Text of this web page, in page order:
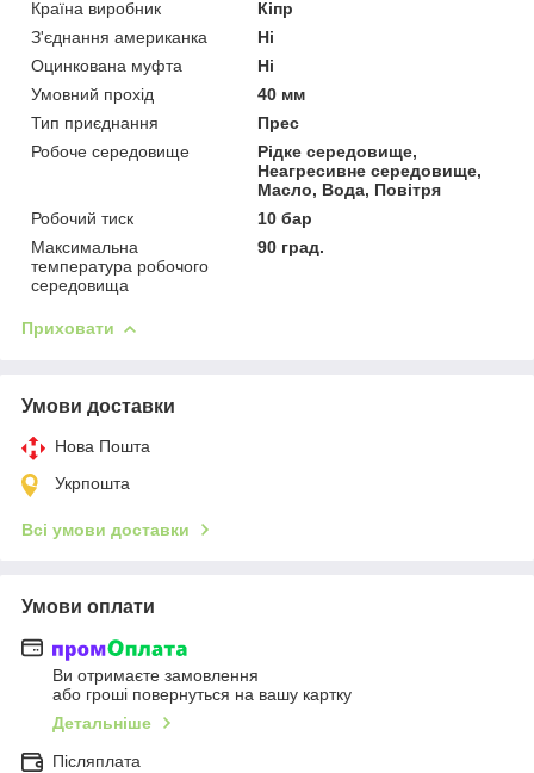
Країна виробник
Кіпр
З'єднання американка
Ні
Оцинкована муфта
Ні
Умовний прохід
40 мм
Тип приєднання
Прес
Робоче середовище
Рідке середовище,
Неагресивне середовище,
Масло, Вода, Повітря
Робочий тиск
10 бар
Максимальна
температура робочого
середовища
90 град.
Приховати
Умови доставки
Нова Пошта
Укрпошта
Всі умови доставки
Умови оплати
Ви отримаєте замовлення
або гроші повернуться на вашу картку
Детальніше
Післяплата